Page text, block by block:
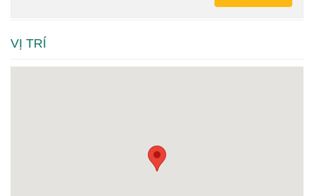
VỊ TRÍ